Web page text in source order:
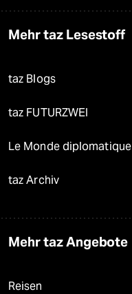
Mehr taz Lesestoff
taz Blogs
taz FUTURZWEI
Le Monde diplomatique
taz Archiv
Mehr taz Angebote
Reisen